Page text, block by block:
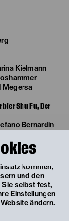
kommen,
und den
Sie selbst fest,
Einstellungen
ändern.
Kielmann
Megersa
Shu Fu, Der
Bernardin
Kerl
Bloéb
Tobias Artner